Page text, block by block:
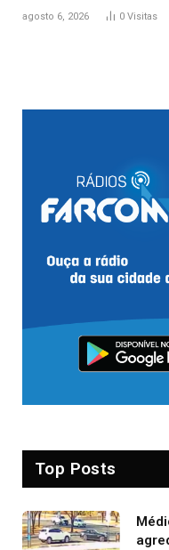
agosto 6, 2026 0 Visitas
Top Posts